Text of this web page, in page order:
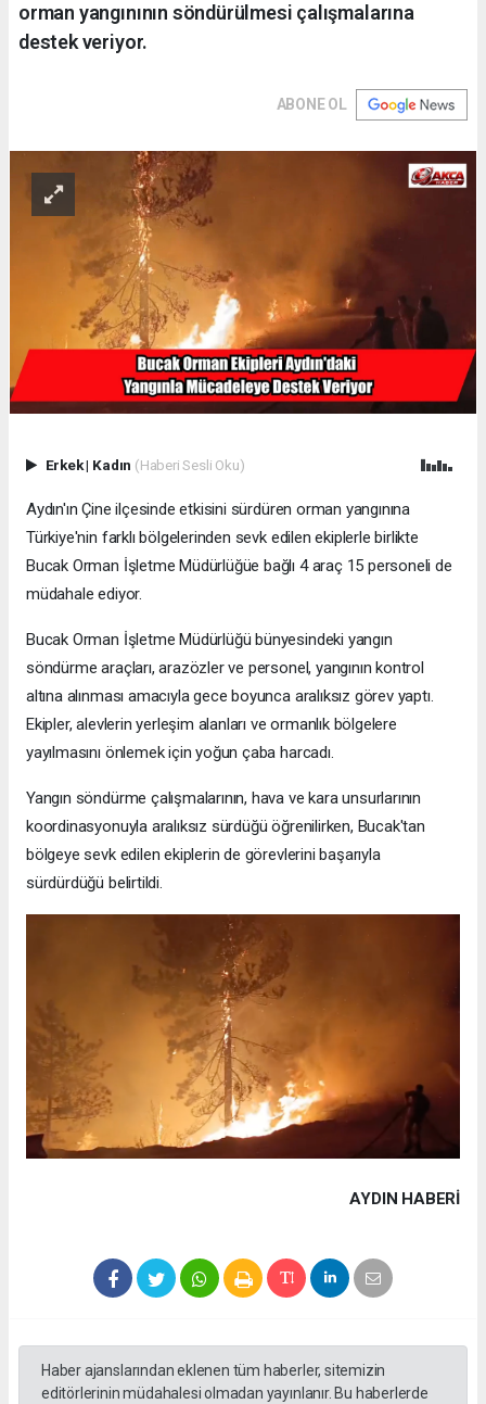
orman yangınının söndürülmesi çalışmalarına
destek veriyor.
ABONE OL
Erkek| Kadın (Haberi Sesli Oku)
Aydın'ın Çine ilçesinde etkisini sürdüren orman yangınına
Türkiye'nin farklı bölgelerinden sevk edilen ekiplerle birlikte
Bucak Orman İşletme Müdürlüğüe bağlı 4 araç 15 personeli de
müdahale ediyor.
Bucak Orman İşletme Müdürlüğü bünyesindeki yangın
söndürme araçları, arazözler ve personel, yangının kontrol
altına alınması amacıyla gece boyunca aralıksız görev yaptı.
Ekipler, alevlerin yerleşim alanları ve ormanlık bölgelere
yayılmasını önlemek için yoğun çaba harcadı.
Yangın söndürme çalışmalarının, hava ve kara unsurlarının
koordinasyonuyla aralıksız sürdüğü öğrenilirken, Bucak'tan
bölgeye sevk edilen ekiplerin de görevlerini başarıyla
sürdürdüğü belirtildi.
AYDIN HABERİ
Haber ajanslarından eklenen tüm haberler, sitemizin
editörlerinin müdahalesi olmadan yayınlanır. Bu haberlerde